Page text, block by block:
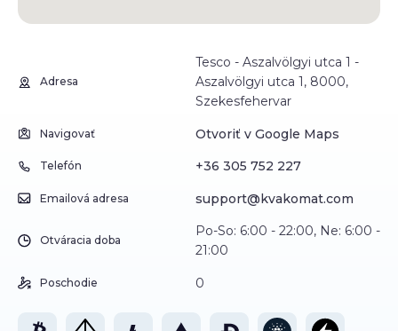
Adresa
Tesco - Aszalvölgyi utca 1 -
Aszalvölgyi utca 1, 8000,
Szekesfehervar
Navigovať Otvoriť v Google Maps
Telefón +36 305 752 227
Emailová adresa support@kvakomat.com
Otváracia doba
Po-So: 6:00 - 22:00, Ne: 6:00 -
21:00
Poschodie 0